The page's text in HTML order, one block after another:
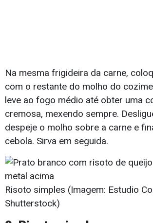
Na mesma frigideira da carne,
com o restante do molho do
leve ao fogo médio até obter uma
cremosa, mexendo sempre.
despeje o molho sobre a carne e
cebola. Sirva em seguida.
Risoto simples (Imagem: Estudio
Shutterstock)